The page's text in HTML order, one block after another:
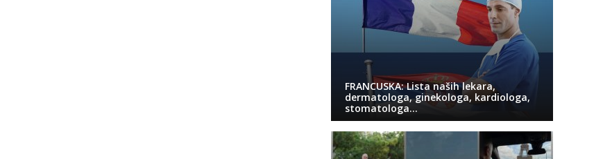
FRANCUSKA: Lista naših lekara,
dermatologa, ginekologa, kardiologa,
stomatologa…